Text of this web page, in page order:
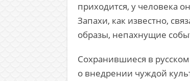
приходится, у человека
Запахи, как известно,
образы, непахнущие
Сохранившиеся в
о внедрении чуждой